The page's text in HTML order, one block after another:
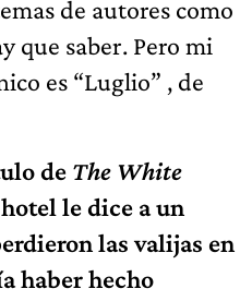
de autores como
que saber. Pero mi
es “Luglio” , de
de The White
le dice a un
las valijas en
haber hecho